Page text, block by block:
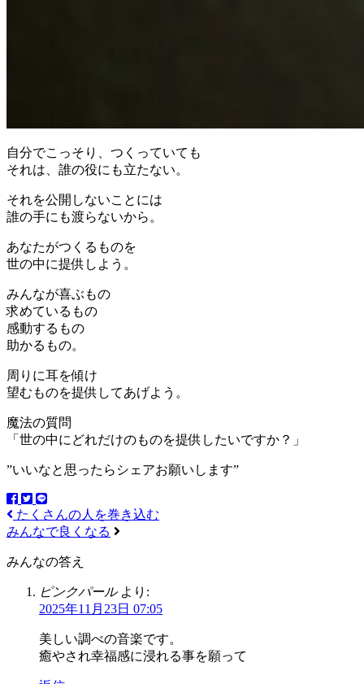
自分でこっそり、つくっていても
それは、誰の役にも立たない。
それを公開しないことには
誰の手にも渡らないから。
あなたがつくるものを
世の中に提供しよう。
みんなが喜ぶもの
求めているもの
感動するもの
助かるもの。
周りに耳を傾け
望むものを提供してあげよう。
魔法の質問
「世の中にどれだけのものを提供したいですか？」
”いいなと思ったらシェアお願いします”
たくさんの人を巻き込む
みんなで良くなる
みんなの答え
ピンクパール より:
2025年11月23日 07:05
美しい調べの音楽です。
癒やされ幸福感に浸れる事を願って